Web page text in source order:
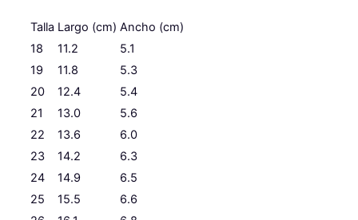
R
O
D
T
A
N
Talla Largo (cm) Ancho (cm)
18
11.2
5.1
19
11.8
5.3
20
12.4
5.4
21
13.0
5.6
22
13.6
6.0
23
14.2
6.3
24
14.9
6.5
25
15.5
6.6